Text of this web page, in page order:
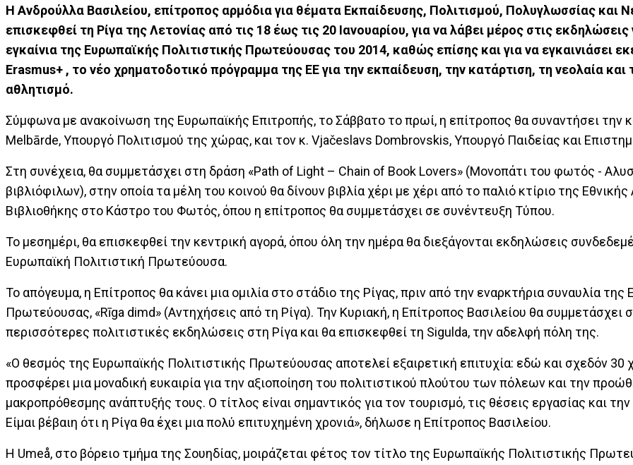
Η Ανδρούλλα Βασιλείου, επίτροπος αρμόδια για θέματα Εκπαίδευσης, Πολιτισμού, Πολυγλωσσίας και
επισκεφθεί τη Ρίγα της Λετονίας από τις 18 έως τις 20 Ιανουαρίου, για να λάβει μέρος στις εκδηλώσεις
εγκαίνια της Ευρωπαϊκής Πολιτιστικής Πρωτεύουσας του 2014, καθώς επίσης και για να εγκαινιάσει
Erasmus+ , το νέο χρηματοδοτικό πρόγραμμα της ΕΕ για την εκπαίδευση, την κατάρτιση, τη νεολαία και
αθλητισμό.
Σύμφωνα με ανακοίνωση της Ευρωπαϊκής Επιτροπής, το Σάββατο το πρωί, η επίτροπος θα συναντήσει την
Melbārde, Υπουργό Πολιτισμού της χώρας, και τον κ. Vjačeslavs Dombrovskis, Υπουργό Παιδείας και
Στη συνέχεια, θα συμμετάσχει στη δράση «Path of Light – Chain of Book Lovers» (Μονοπάτι του φωτός -
βιβλιόφιλων), στην οποία τα μέλη του κοινού θα δίνουν βιβλία χέρι με χέρι από το παλιό κτίριο της
Βιβλιοθήκης στο Κάστρο του Φωτός, όπου η επίτροπος θα συμμετάσχει σε συνέντευξη Τύπου.
Το μεσημέρι, θα επισκεφθεί την κεντρική αγορά, όπου όλη την ημέρα θα διεξάγονται εκδηλώσεις
Ευρωπαϊκή Πολιτιστική Πρωτεύουσα.
Το απόγευμα, η Επίτροπος θα κάνει μια ομιλία στο στάδιο της Ρίγας, πριν από την εναρκτήρια συναυλία της
Πρωτεύουσας, «Rīga dimd» (Αντηχήσεις από τη Ρίγα). Την Κυριακή, η Επίτροπος Βασιλείου θα συμμετάσχει
περισσότερες πολιτιστικές εκδηλώσεις στη Ρίγα και θα επισκεφθεί τη Sigulda, την αδελφή πόλη της.
«Ο θεσμός της Ευρωπαϊκής Πολιτιστικής Πρωτεύουσας αποτελεί εξαιρετική επιτυχία: εδώ και σχεδόν 30
προσφέρει μια μοναδική ευκαιρία για την αξιοποίηση του πολιτιστικού πλούτου των πόλεων και την
μακροπρόθεσμης ανάπτυξής τους. Ο τίτλος είναι σημαντικός για τον τουρισμό, τις θέσεις εργασίας και
Είμαι βέβαιη ότι η Ρίγα θα έχει μια πολύ επιτυχημένη χρονιά», δήλωσε η Επίτροπος Βασιλείου.
Η Umeå, στο βόρειο τμήμα της Σουηδίας, μοιράζεται φέτος τον τίτλο της Ευρωπαϊκής Πολιτιστικής